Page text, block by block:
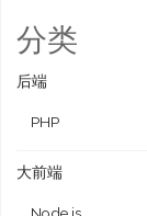
分类
后端
PHP
大前端